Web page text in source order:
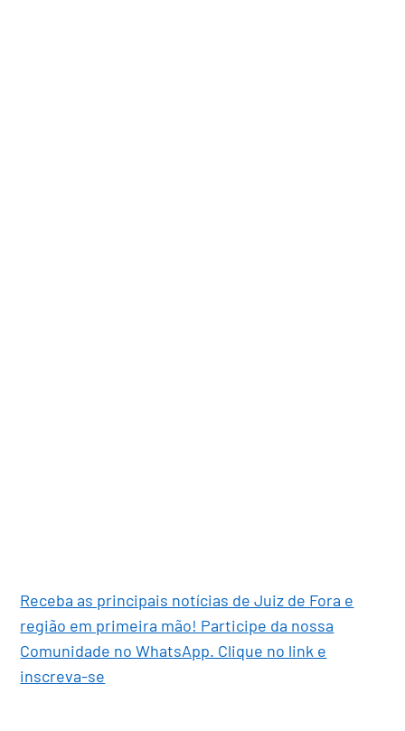
Receba as principais notícias de Juiz de Fora e
região em primeira mão! Participe da nossa
Comunidade no WhatsApp. Clique no link e
inscreva-se